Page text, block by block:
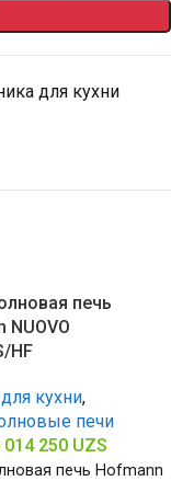
для кухни
печь
NUOVO
HF
кухни,
печи
014 250 UZS
печь Hofmann